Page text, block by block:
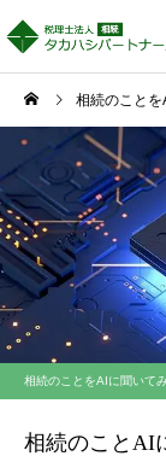
相続のことを
相続のことをAIに聞いて
相続のことAI